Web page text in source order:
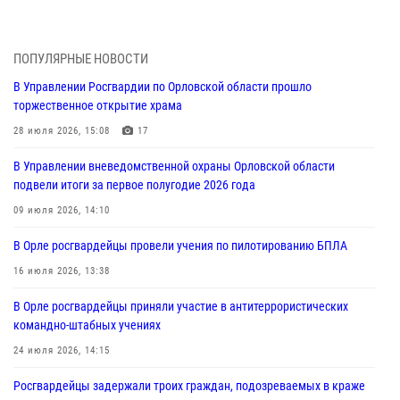
первое полугодие
05 августа 2026, 13:12
совершении противоправных действий
04 августа 2026, 14:21
04 августа 2026, 14:06
предоставлении госуслуг
03 августа 2026, 14:30
ПОПУЛЯРНЫЕ НОВОСТИ
В Управлении Росгвардии по Орловской области прошло
торжественное открытие храма
28 июля 2026, 15:08 17
В Управлении вневедомственной охраны Орловской области
подвели итоги за первое полугодие 2026 года
09 июля 2026, 14:10
В Орле росгвардейцы провели учения по пилотированию БПЛА
16 июля 2026, 13:38
В Орле росгвардейцы приняли участие в антитеррористических
командно-штабных учениях
24 июля 2026, 14:15
Росгвардейцы задержали троих граждан, подозреваемых в краже